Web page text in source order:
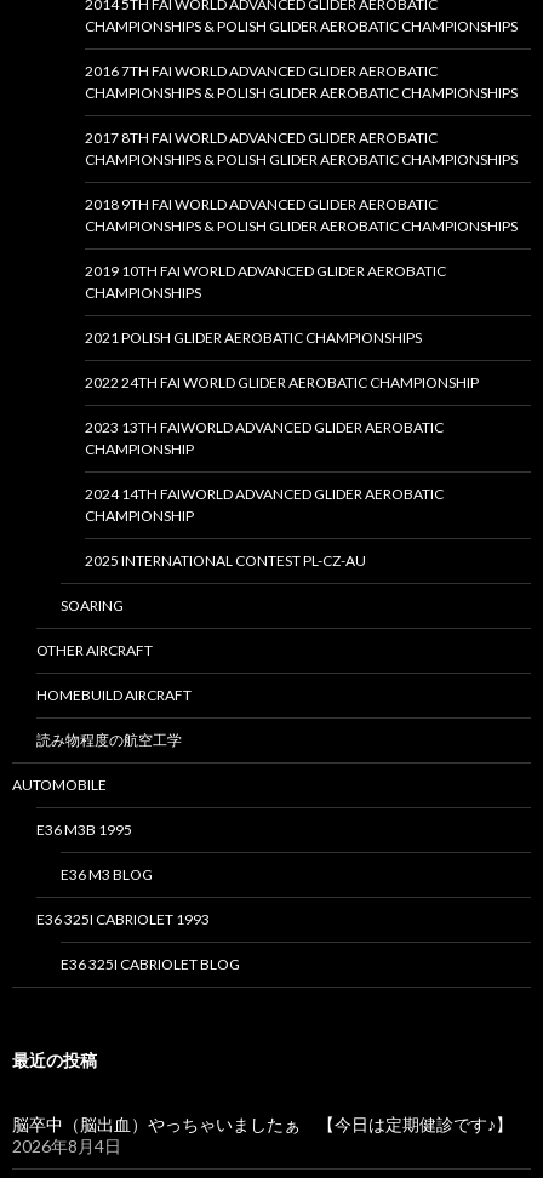
2014 5TH FAI WORLD ADVANCED GLIDER AEROBATIC
CHAMPIONSHIPS & POLISH GLIDER AEROBATIC CHAMPIONSHIPS
2016 7TH FAI WORLD ADVANCED GLIDER AEROBATIC
CHAMPIONSHIPS & POLISH GLIDER AEROBATIC CHAMPIONSHIPS
2017 8TH FAI WORLD ADVANCED GLIDER AEROBATIC
CHAMPIONSHIPS & POLISH GLIDER AEROBATIC CHAMPIONSHIPS
2018 9TH FAI WORLD ADVANCED GLIDER AEROBATIC
CHAMPIONSHIPS & POLISH GLIDER AEROBATIC CHAMPIONSHIPS
2019 10TH FAI WORLD ADVANCED GLIDER AEROBATIC
CHAMPIONSHIPS
2021 POLISH GLIDER AEROBATIC CHAMPIONSHIPS
2022 24TH FAI WORLD GLIDER AEROBATIC CHAMPIONSHIP
2023 13TH FAIWORLD ADVANCED GLIDER AEROBATIC
CHAMPIONSHIP
2024 14TH FAIWORLD ADVANCED GLIDER AEROBATIC
CHAMPIONSHIP
2025 INTERNATIONAL CONTEST PL-CZ-AU
SOARING
OTHER AIRCRAFT
HOMEBUILD AIRCRAFT
読み物程度の航空工学
AUTOMOBILE
E36 M3B 1995
E36 M3 BLOG
E36 325I CABRIOLET 1993
E36 325I CABRIOLET BLOG
最近の投稿
脳卒中（脳出血）やっちゃいましたぁ 【今日は定期健診です♪】
2026年8月4日